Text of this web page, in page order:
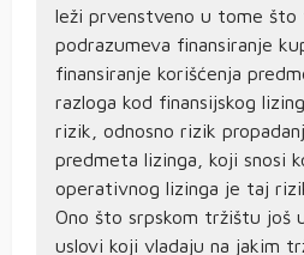
leži prvenstveno u tome što
podrazumeva finansiranje
finansiranje korišćenja
razloga kod finansijskog
rizik, odnosno rizik
predmeta lizinga, koji snosi
operativnog lizinga je taj
Ono što srpskom tržištu još
uslovi koji vladaju na jakim